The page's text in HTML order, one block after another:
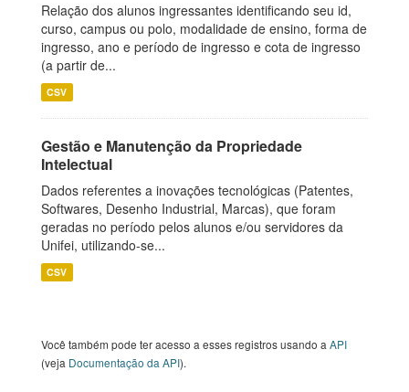
Relação dos alunos ingressantes identificando seu id,
curso, campus ou polo, modalidade de ensino, forma de
ingresso, ano e período de ingresso e cota de ingresso
(a partir de...
CSV
Gestão e Manutenção da Propriedade
Intelectual
Dados referentes a inovações tecnológicas (Patentes,
Softwares, Desenho Industrial, Marcas), que foram
geradas no período pelos alunos e/ou servidores da
Unifei, utilizando-se...
CSV
Você também pode ter acesso a esses registros usando a API
(veja Documentação da API).